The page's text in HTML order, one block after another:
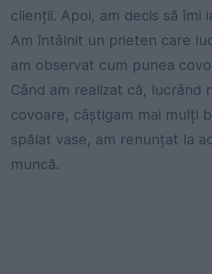
clienții. Apoi, am decis să îmi
Am întâlnit un prieten care
am observat cum punea
Când am realizat că, lucrând
covoare, câștigam mai mulți
spălat vase, am renunțat la
muncă.